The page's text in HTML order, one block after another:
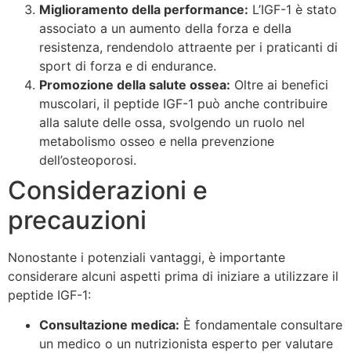
Miglioramento della performance: L’IGF-1 è stato
associato a un aumento della forza e della
resistenza, rendendolo attraente per i praticanti di
sport di forza e di endurance.
Promozione della salute ossea: Oltre ai benefici
muscolari, il peptide IGF-1 può anche contribuire
alla salute delle ossa, svolgendo un ruolo nel
metabolismo osseo e nella prevenzione
dell’osteoporosi.
Considerazioni e
precauzioni
Nonostante i potenziali vantaggi, è importante
considerare alcuni aspetti prima di iniziare a utilizzare il
peptide IGF-1:
Consultazione medica: È fondamentale consultare
un medico o un nutrizionista esperto per valutare